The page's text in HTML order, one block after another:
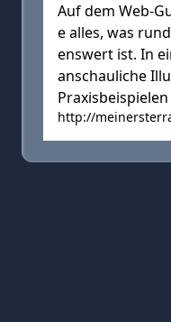
Auf dem Web-
e alles, was
enswert ist. In
anschauliche
http://